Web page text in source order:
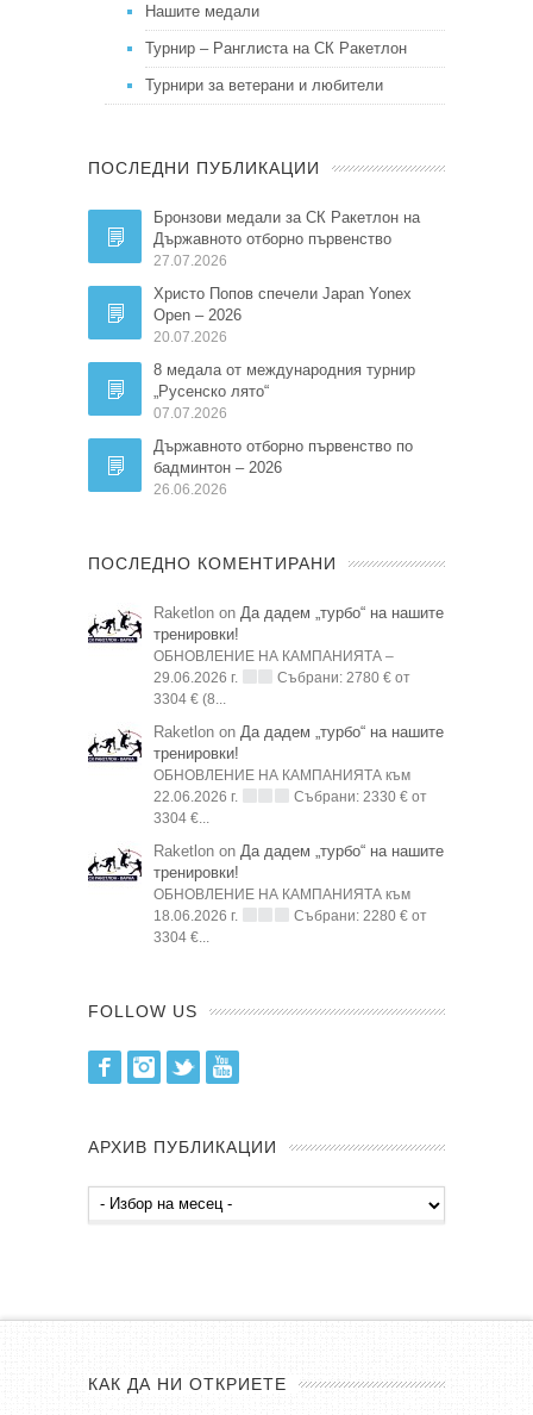
Нашите медали
Турнир – Ранглиста на СК Ракетлон
Турнири за ветерани и любители
ПОСЛЕДНИ ПУБЛИКАЦИИ
Бронзови медали за СК Ракетлон на
Държавното отборно първенство
27.07.2026
Христо Попов спечели Japan Yonex
Open – 2026
20.07.2026
8 медала от международния турнир
„Русенско лято“
07.07.2026
Държавното отборно първенство по
бадминтон – 2026
26.06.2026
ПОСЛЕДНО КОМЕНТИРАНИ
Raketlon on Да дадем „турбо“ на нашите
тренировки!
ОБНОВЛЕНИЕ НА КАМПАНИЯТА –
29.06.2026 г.
Събрани: 2780 € от
3304 € (8...
Raketlon on Да дадем „турбо“ на нашите
тренировки!
ОБНОВЛЕНИЕ НА КАМПАНИЯТА към
22.06.2026 г.
Събрани: 2330 € от
3304 €...
Raketlon on Да дадем „турбо“ на нашите
тренировки!
ОБНОВЛЕНИЕ НА КАМПАНИЯТА към
18.06.2026 г.
Събрани: 2280 € от
3304 €...
FOLLOW US
FacebookInstagram
Twitter
АРХИВ ПУБЛИКАЦИИ
Архив
публикации
КАК ДА НИ ОТКРИЕТЕ